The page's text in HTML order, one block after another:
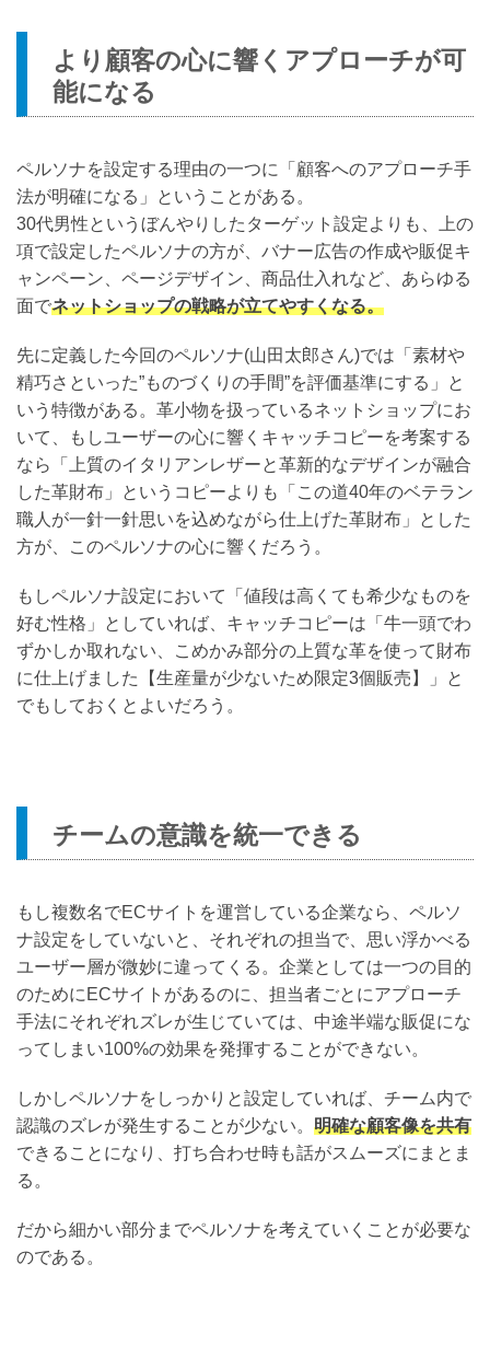
より顧客の心に響くアプローチが可
能になる
ペルソナを設定する理由の一つに「顧客へのアプローチ手
法が明確になる」ということがある。
30代男性というぼんやりしたターゲット設定よりも、上の
項で設定したペルソナの方が、バナー広告の作成や販促キ
ャンペーン、ページデザイン、商品仕入れなど、あらゆる
面でネットショップの戦略が立てやすくなる。
先に定義した今回のペルソナ(山田太郎さん)では「素材や
精巧さといった”ものづくりの手間”を評価基準にする」と
いう特徴がある。革小物を扱っているネットショップにお
いて、もしユーザーの心に響くキャッチコピーを考案する
なら「上質のイタリアンレザーと革新的なデザインが融合
した革財布」というコピーよりも「この道40年のベテラン
職人が一針一針思いを込めながら仕上げた革財布」とした
方が、このペルソナの心に響くだろう。
もしペルソナ設定において「値段は高くても希少なものを
好む性格」としていれば、キャッチコピーは「牛一頭でわ
ずかしか取れない、こめかみ部分の上質な革を使って財布
に仕上げました【生産量が少ないため限定3個販売】」と
でもしておくとよいだろう。
チームの意識を統一できる
もし複数名でECサイトを運営している企業なら、ペルソ
ナ設定をしていないと、それぞれの担当で、思い浮かべる
ユーザー層が微妙に違ってくる。企業としては一つの目的
のためにECサイトがあるのに、担当者ごとにアプローチ
手法にそれぞれズレが生じていては、中途半端な販促にな
ってしまい100%の効果を発揮することができない。
しかしペルソナをしっかりと設定していれば、チーム内で
認識のズレが発生することが少ない。 明確な顧客像を共有
できることになり、打ち合わせ時も話がスムーズにまとま
る。
だから細かい部分までペルソナを考えていくことが必要な
のである。